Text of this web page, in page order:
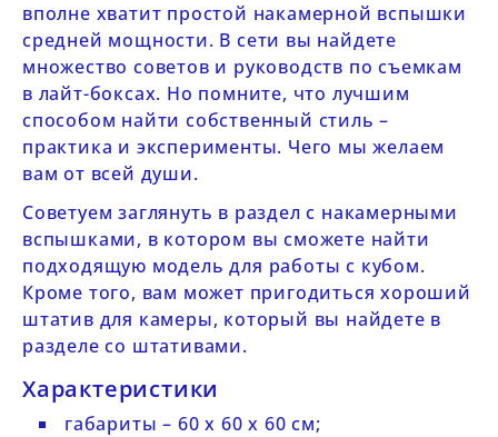
вполне хватит простой накамерной вспышки
средней мощности. В сети вы найдете
множество советов и руководств по съемкам
в лайт-боксах. Но помните, что лучшим
способом найти собственный стиль –
практика и эксперименты. Чего мы желаем
вам от всей души.
Советуем заглянуть в раздел с накамерными
вспышками, в котором вы сможете найти
подходящую модель для работы с кубом.
Кроме того, вам может пригодиться хороший
штатив для камеры, который вы найдете в
разделе со штативами.
Характеристики
габариты – 60 х 60 х 60 см;